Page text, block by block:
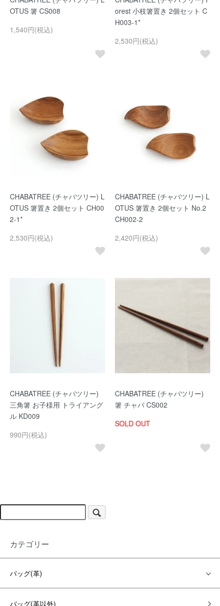
OTUS 箸 CS008
1,540円(税込)
orest 小枝箸置き 2個セット C
H003-1*
2,530円(税込)
CHABATREE (チャバツリー) L
OTUS 箸置き 2個セット CH00
2-1*
2,530円(税込)
CHABATREE (チャバツリー) L
OTUS 箸置き 2個セット No.2
CH002-2
2,420円(税込)
CHABATREE (チャバツリー)
三角箸 お子様用 トライアング
ル KD009
990円(税込)
CHABATREE (チャバツリー)
箸 チャバ CS002
SOLD OUT
カテゴリー
バッグ(革)
バッグ(革以外)